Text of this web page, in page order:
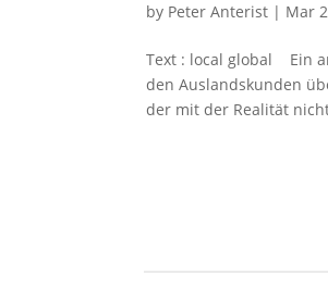
by Peter Anterist | Mar
Text : local global Ein
den Auslandskunden
der mit der Realität